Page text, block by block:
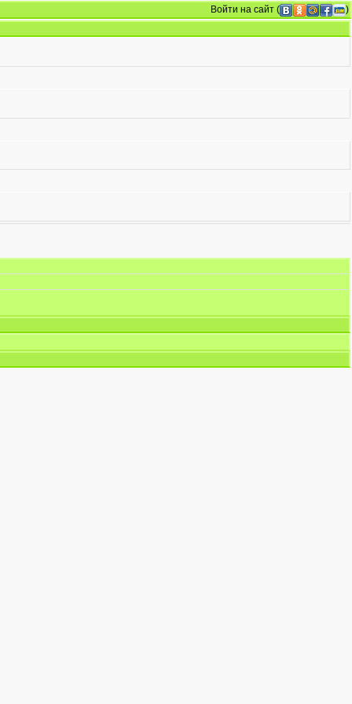
Войти на сайт (
)